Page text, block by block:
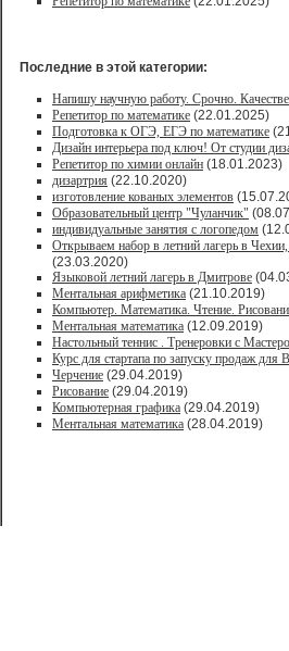
Последние в этой категории:
Напишу научную работу. Срочно.
Репетитор по математике (22.01.2025)
Подготовка к ОГЭ, ЕГЭ по математике
Дизайн интерьера под ключ! От студии
Репетитор по химии онлайн (18.01.2023)
дизартрия (22.10.2020)
изготовление кованых элементов
Образовательный центр "Чуланчик"
индивидуальные занятия с логопедом
Открываем набор в летний лагерь в
(23.03.2020)
Языковой летний лагерь в Дмитрове
Ментальная арифметика (21.10.2019)
Компьютер. Математика. Чтение.
Ментальная математика (12.09.2019)
Настольный теннис . Тренеровки с
Курс для стартапа по запуску продаж для
Черчение (29.04.2019)
Рисование (29.04.2019)
Компьютерная графика (29.04.2019)
Ментальная математика (28.04.2019)